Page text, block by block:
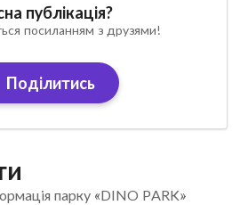
публікація?
посиланням з друзями!
Поділитись
парку «DINO PARK»